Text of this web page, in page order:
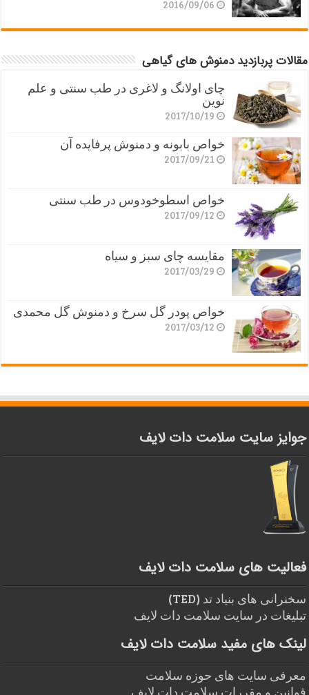
2016/09/06
مقالات پربازدید دمنوش های گیاهی
چای اولانگ و لاغری در طب سنتی و علم
نوین
2017/10/19
خواص بابونه و دمنوش پرفایده آن
2017/09/21
خواص اسطوخودوس در طب سنتی
2017/09/12
مقایسه چای سبز و سیاه
2017/03/29
خواص پودر گل سرخ و دمنوش گل محمدی
2017/03/12
جوایز سایت سلامت دات لایف
فعالیت های سلامت دات لایف
سخنرانی های بنیاد تد (TED)
تبلیغات در سایت سلامت دات لایف
لینک های مفید سلامت دات لایف
معرفی سایت های حوزه سلامت
قوانین و مقررات سلامت دات لایف